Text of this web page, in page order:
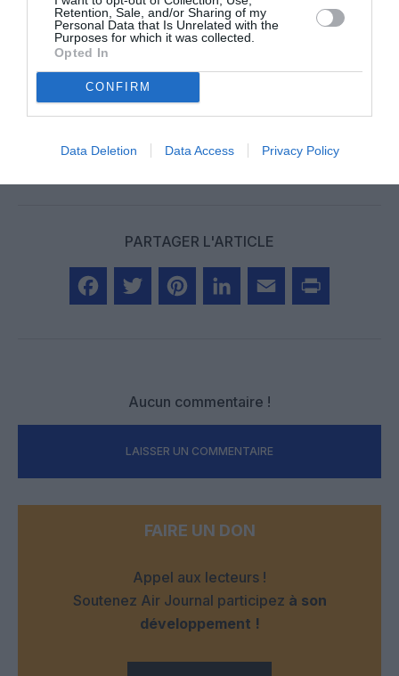
Retention, Sale, and/or Sharing of my
Personal Data that Is Unrelated with the
Purposes for which it was collected.
Opted In
CONFIRM
Data Deletion Data Access Privacy Policy
Vous avez apprécié l’article ?
Soutenez-nous, faites un don !
PARTAGER L'ARTICLE
Aucun commentaire !
LAISSER UN COMMENTAIRE
FAIRE UN DON
Appel aux lecteurs !
Soutenez Air Journal participez à son
développement !